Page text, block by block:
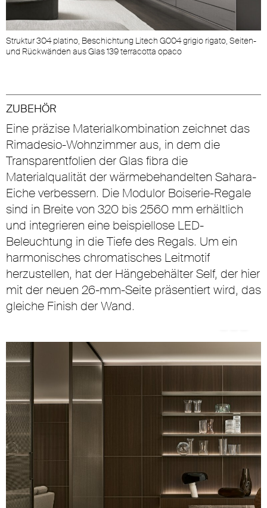
Struktur 304 platino, Beschichtung Litech G004 grigio rigato, Seiten-
und Rückwänden aus Glas 139 terracotta opaco
ZUBEHÖR
Eine präzise Materialkombination zeichnet das
Rimadesio-Wohnzimmer aus, in dem die
Transparentfolien der Glas fibra die
Materialqualität der wärmebehandelten Sahara-
Eiche verbessern. Die Modulor Boiserie-Regale
sind in Breite von 320 bis 2560 mm erhältlich
und integrieren eine beispiellose LED-
Beleuchtung in die Tiefe des Regals. Um ein
harmonisches chromatisches Leitmotif
herzustellen, hat der Hängebehälter Self, der hier
mit der neuen 26-mm-Seite präsentiert wird, das
gleiche Finish der Wand.